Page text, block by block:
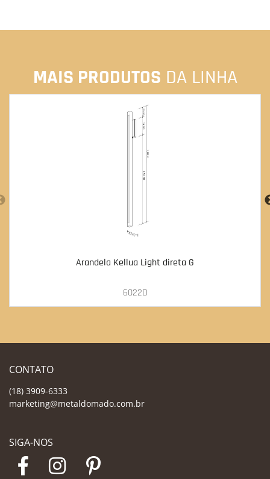
MAIS PRODUTOS DA LINHA
Arandela Kellua Light direta G
6022D
CONTATO
(18) 3909-6333
marketing@metaldomado.com.br
SIGA-NOS